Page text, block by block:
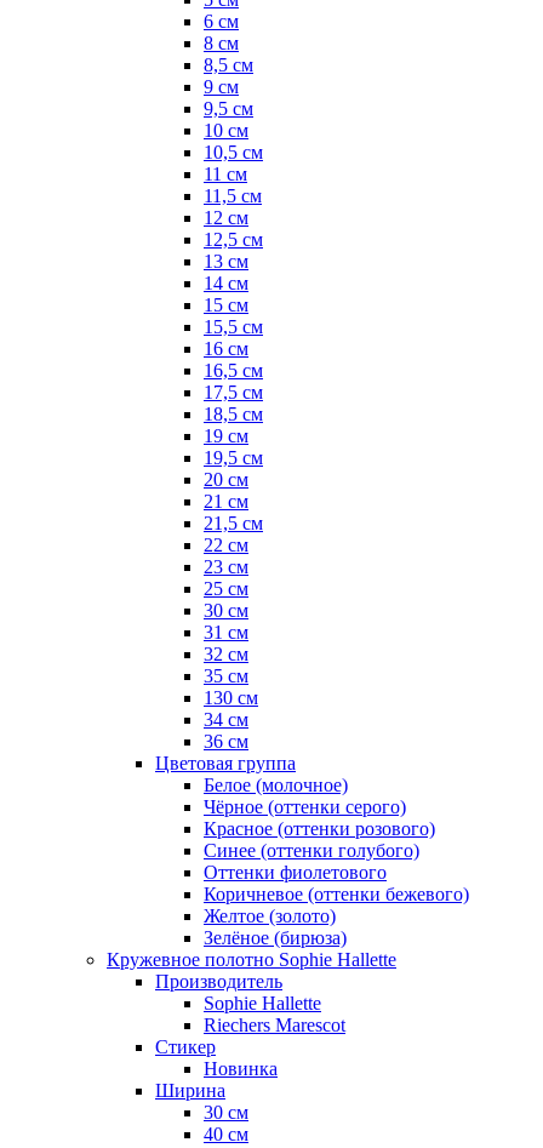
6 см
8 см
8,5 см
9 см
9,5 см
10 см
10,5 см
11 см
11,5 см
12 см
12,5 см
13 см
14 см
15 см
15,5 см
16 см
16,5 см
17,5 см
18,5 см
19 см
19,5 см
20 см
21 см
21,5 см
22 см
23 см
25 см
30 см
31 см
32 см
35 см
130 см
34 см
36 см
Цветовая группа
Белое (молочное)
Чёрное (оттенки серого)
Красное (оттенки розового)
Синее (оттенки голубого)
Оттенки фиолетового
Коричневое (оттенки бежевого)
Желтое (золото)
Зелёное (бирюза)
Кружевное полотно Sophie Hallette
Производитель
Sophie Hallette
Riechers Marescot
Стикер
Новинка
Ширина
30 см
40 см